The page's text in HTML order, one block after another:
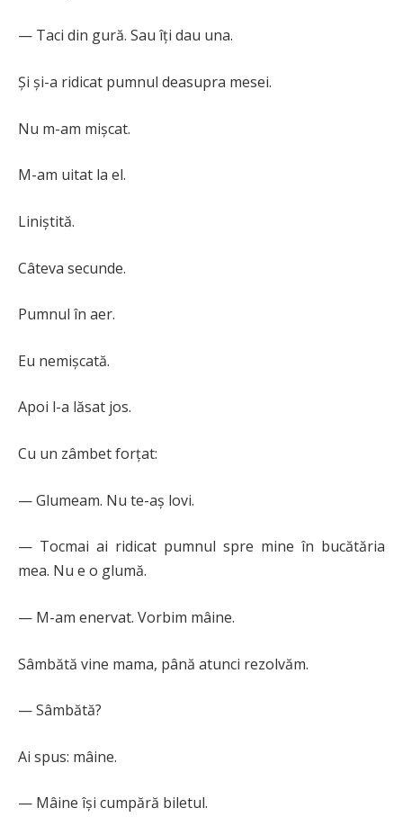
— Taci din gură. Sau îți dau una.
Și și-a ridicat pumnul deasupra mesei.
Nu m-am mișcat.
M-am uitat la el.
Liniștită.
Câteva secunde.
Pumnul în aer.
Eu nemișcată.
Apoi l-a lăsat jos.
Cu un zâmbet forțat:
— Glumeam. Nu te-aș lovi.
— Tocmai ai ridicat pumnul spre mine în bucătăria
mea. Nu e o glumă.
— M-am enervat. Vorbim mâine.
Sâmbătă vine mama, până atunci rezolvăm.
— Sâmbătă?
Ai spus: mâine.
— Mâine își cumpără biletul.